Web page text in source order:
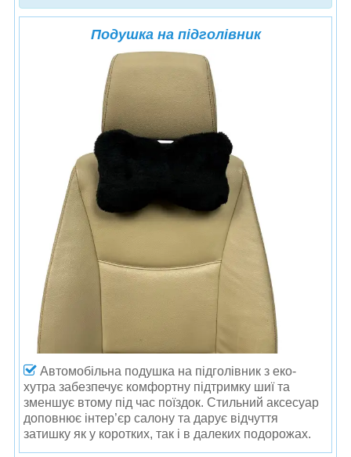
Подушка на підголівник
Автомобільна подушка на підголівник з еко-
хутра забезпечує комфортну підтримку шиї та
зменшує втому під час поїздок. Стильний аксесуар
доповнює інтер’єр салону та дарує відчуття
затишку як у коротких, так і в далеких подорожах.